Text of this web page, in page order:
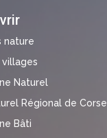
nature
Naturel
Régional de Corse
Bâti